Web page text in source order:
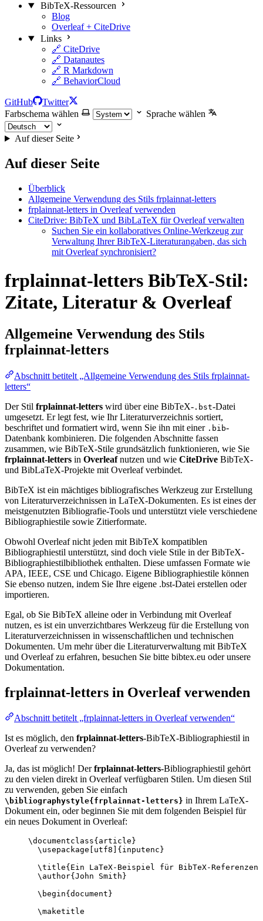
BibTeX-Ressourcen
Blog
Overleaf + CiteDrive
Links
🔗 CiteDrive
🔗 Datanautes
🔗 R Markdown
🔗 BehaviorCloud
GitHub
Twitter
Farbschema wählen
Sprache wählen
Auf dieser Seite
Auf dieser Seite
Überblick
Allgemeine Verwendung des Stils frplainnat-letters
frplainnat-letters in Overleaf verwenden
CiteDrive: BibTeX und BibLaTeX für Overleaf verwalten
Suchen Sie ein kollaboratives Online-Werkzeug zur
Verwaltung Ihrer BibTeX-Literaturangaben, das sich
mit Overleaf synchronisiert?
frplainnat-letters BibTeX-Stil:
Zitate, Literatur & Overleaf
Allgemeine Verwendung des Stils
frplainnat-letters
Abschnitt betitelt „Allgemeine Verwendung des Stils frplainnat-
letters“
Der Stil frplainnat-letters wird über eine BibTeX- .bst-Datei
umgesetzt. Er legt fest, wie Ihr Literaturverzeichnis sortiert,
beschriftet und formatiert wird, wenn Sie ihn mit einer .bib-
Datenbank kombinieren. Die folgenden Abschnitte fassen
zusammen, wie BibTeX-Stile grundsätzlich funktionieren, wie Sie
frplainnat-letters in Overleafnutzen und wie CiteDrive BibTeX-
und BibLaTeX-Projekte mit Overleaf verbindet.
BibTeX ist ein mächtiges bibliografisches Werkzeug zur Erstellung
von Literaturverzeichnissen in LaTeX-Dokumenten. Es ist eines der
meistgenutzten Bibliografie-Tools und unterstützt viele verschiedene
Bibliographiestile sowie Zitierformate.
Obwohl Overleaf nicht jeden mit BibTeX kompatiblen
Bibliographiestil unterstützt, sind doch viele Stile in der BibTeX-
Bibliographiestilbibliothek enthalten. Diese umfassen Formate wie
APA, IEEE, CSE und Chicago. Eigene Bibliographiestile können
Sie ebenso nutzen, indem Sie Ihre eigene .bst-Datei erstellen oder
importieren.
Egal, ob Sie BibTeX alleine oder in Verbindung mit Overleaf
nutzen, es ist ein unverzichtbares Werkzeug für die Erstellung von
Literaturverzeichnissen in wissenschaftlichen und technischen
Dokumenten. Um mehr über die Literaturverwaltung mit BibTeX
und Overleaf zu erfahren, besuchen Sie bitte bibtex.eu oder unsere
Dokumentation.
frplainnat-letters in Overleaf verwenden
Abschnitt betitelt „frplainnat-letters in Overleaf verwenden“
Ist es möglich, den frplainnat-letters-BibTeX-Bibliographiestil in
Overleaf zu verwenden?
Ja, das ist möglich! Derfrplainnat-letters-Bibliographiestil gehört
zu den vielen direkt in Overleaf verfügbaren Stilen. Um diesen Stil
zu verwenden, geben Sie einfach
\bibliographystyle{frplainnat-letters} in Ihrem LaTeX-
Dokument ein, oder beginnen Sie mit dem folgenden Beispiel für
ein neues Dokument in Overleaf:
\documentclass{ article }
\usepackage
utf8 ]{ inputenc }
\title{Ein LaTeX-Beispiel für BibTeX-
\author{John Smith}
\begin{ document }
\maketitle